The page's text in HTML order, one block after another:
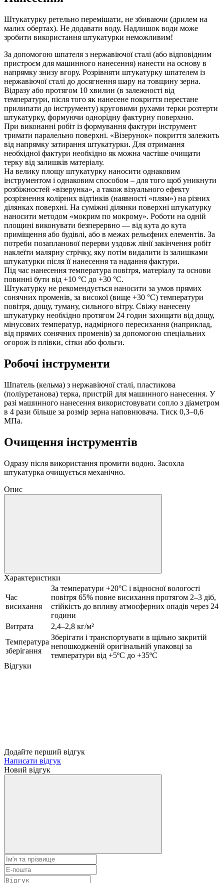
Штукатурку ретельно перемішати, не збиваючи (дрилем на
малих обертах). Не додавати воду. Надлишок води може
зробити використання штукатурки неможливим!
За допомогою шпателя з нержавіючої сталі (або відповідним
пристроєм для машинного нанесення) нанести на основу в
напрямку знизу вгору. Розрівняти штукатурку шпателем із
нержавіючої сталі до досягнення шару на товщину зерна.
Відразу або протягом 10 хвилин (в залежності від
температури, після того як нанесене покриття перестане
прилипати до інструменту) круговими рухами терки розтерти
штукатурку, формуючи однорідну фактурну поверхню.
При виконанні робіт із формування фактури інструмент
тримати паралельно поверхні. «Візерунок» покриття залежить
від напрямку затирання штукатурки. Для отримання
необхідної фактури необхідно як можна частіше очищати
терку від залишків матеріалу.
На велику площу штукатурку наносити однаковим
інструментом і однаковим способом – для того щоб уникнути
розбіжностей «візерунка», а також візуального ефекту
розрізнення колірних відтінків (наявності «плям») на різних
ділянках поверхні. На суміжні ділянки поверхні штукатурку
наносити методом «мокрим по мокрому». Роботи на одній
площині виконувати безперервно — від кута до кута
приміщення або будівлі, або в межах рельєфних елементів. За
потреби позапланової перерви уздовж лінії закінчення робіт
наклеїти малярну стрічку, яку потім видалити із залишками
штукатурки після її нанесення та надання фактури.
Під час нанесення температура повітря, матеріалу та основи
повинні бути від +10 °С до +30 °С.
Штукатурку не рекомендується наносити за умов прямих
сонячних променів, за високої (вище +30 °С) температури
повітря, дощу, туману, сильного вітру. Свіжу нанесену
штукатурку необхідно протягом 24 годин захищати від дощу,
мінусових температур, надмірного пересихання (наприклад,
від прямих сонячних променів) за допомогою спеціальних
огорож із плівки, сітки або фольги.
Робочі інструменти
Шпатель (кельма) з нержавіючої сталі, пластикова
(поліуретанова) терка, пристрій для машинного нанесення. У
разі машинного нанесення використовувати сопло з діаметром
в 4 рази більше за розмір зерна наповнювача. Тиск 0,3–0,6
МПа.
Очищення інструментів
Одразу після використання промити водою. Засохла
штукатурка очищується механічно.
Опис
Характеристики
Час
висихання
За температури +20°C і відносної вологості
повітря 65% повне висихання протягом 2–3 діб,
стійкість до впливу атмосферних опадів через 24
години
Витрата
2,4–2,8 кг/м²
Температура
зберігання
Зберігати і транспортувати в щільно закритій
непошкодженій оригінальній упаковці за
температури від +5ºС до +35ºС
Відгуки
Додайте перший відгук
Написати відгук
Новий відгук